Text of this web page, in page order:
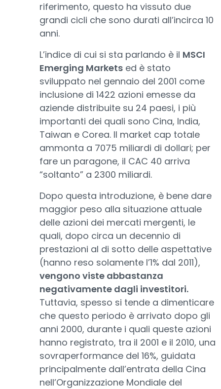
riferimento, questo ha vissuto due
grandi cicli che sono durati all’incirca 10
anni.
L’indice di cui si sta parlando è il MSCI
Emerging Markets ed è stato
sviluppato nel gennaio del 2001 come
inclusione di 1422 azioni emesse da
aziende distribuite su 24 paesi, i più
importanti dei quali sono Cina, India,
Taiwan e Corea. Il market cap totale
ammonta a 7075 miliardi di dollari; per
fare un paragone, il CAC 40 arriva
“soltanto” a 2300 miliardi.
Dopo questa introduzione, è bene dare
maggior peso alla situazione attuale
delle azioni dei mercati mergenti, le
quali, dopo circa un decennio di
prestazioni al di sotto delle aspettative
(hanno reso solamente l’1% dal 2011),
vengono viste abbastanza
negativamente dagli investitori.
Tuttavia, spesso si tende a dimenticare
che questo periodo è arrivato dopo gli
anni 2000, durante i quali queste azioni
hanno registrato, tra il 2001 e il 2010, una
sovraperformance del 16%, guidata
principalmente dall’entrata della Cina
nell’Organizzazione Mondiale del